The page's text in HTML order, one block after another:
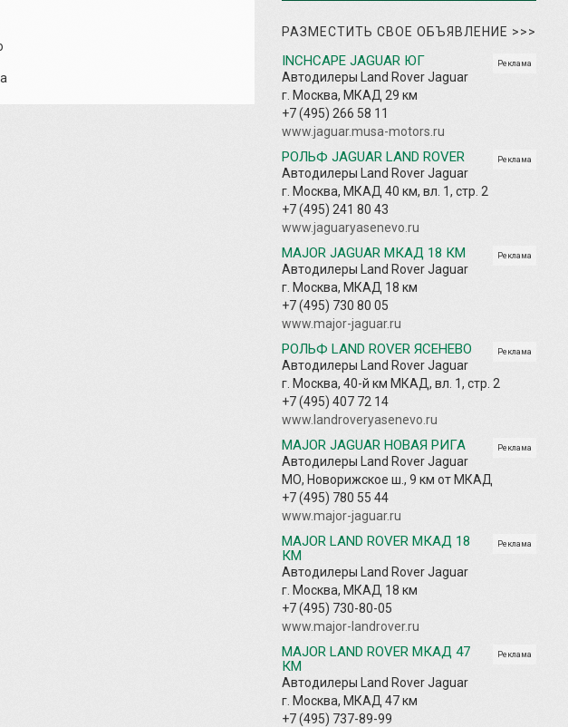
РАЗМЕСТИТЬ СВОЕ ОБЪЯВЛЕНИЕ >>>
Реклама
INCHCAPE JAGUAR ЮГ
Автодилеры Land Rover Jaguar
г. Москва, МКАД 29 км
+7 (495) 266 58 11
www.jaguar.musa-motors.ru
Реклама
РОЛЬФ JAGUAR LAND ROVER
Автодилеры Land Rover Jaguar
г. Москва, МКАД 40 км, вл. 1, стр. 2
+7 (495) 241 80 43
www.jaguaryasenevo.ru
Реклама
MAJOR JAGUAR МКАД 18 КМ
Автодилеры Land Rover Jaguar
г. Москва, МКАД 18 км
+7 (495) 730 80 05
www.major-jaguar.ru
Реклама
РОЛЬФ LAND ROVER ЯСЕНЕВО
Автодилеры Land Rover Jaguar
г. Москва, 40-й км МКАД, вл. 1, стр. 2
+7 (495) 407 72 14
www.landroveryasenevo.ru
Реклама
MAJOR JAGUAR НОВАЯ РИГА
Автодилеры Land Rover Jaguar
МО, Новорижское ш., 9 км от МКАД
+7 (495) 780 55 44
www.major-jaguar.ru
Реклама
MAJOR LAND ROVER МКАД 18
КМ
Автодилеры Land Rover Jaguar
г. Москва, МКАД 18 км
+7 (495) 730-80-05
www.major-landrover.ru
Реклама
MAJOR LAND ROVER МКАД 47
КМ
Автодилеры Land Rover Jaguar
г. Москва, МКАД 47 км
+7 (495) 737-89-99